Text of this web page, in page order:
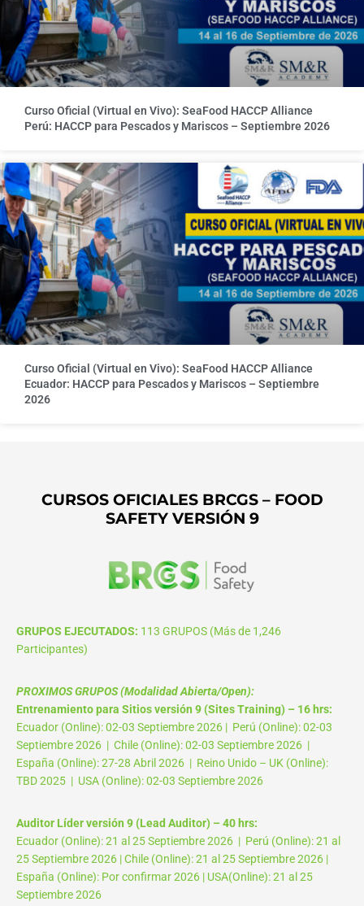
Curso Oficial (Virtual en Vivo): SeaFood HACCP Alliance
Perú: HACCP para Pescados y Mariscos – Septiembre 2026
Curso Oficial (Virtual en Vivo): SeaFood HACCP Alliance
Ecuador: HACCP para Pescados y Mariscos – Septiembre
2026
CURSOS OFICIALES BRCGS – FOOD
SAFETY VERSIÓN 9
GRUPOS EJECUTADOS: 113 GRUPOS (Más de 1,246
Participantes)
PROXIMOS GRUPOS (Modalidad Abierta/Open):
Entrenamiento para Sitios versión 9 (Sites Training) – 16 hrs:
Ecuador (Online): 02-03 Septiembre 2026 | Perú (Online): 02-03
Septiembre 2026 | Chile (Online): 02-03 Septiembre 2026 |
España (Online): 27-28 Abril 2026 | Reino Unido – UK (Online):
TBD 2025 | USA (Online): 02-03 Septiembre 2026
Auditor Líder versión 9 (Lead Auditor) – 40 hrs:
Ecuador (Online): 21 al 25 Septiembre 2026 | Perú (Online): 21 al
25 Septiembre 2026 | Chile (Online): 21 al 25 Septiembre 2026 |
España (Online): Por confirmar 2026 | USA(Online): 21 al 25
Septiembre 2026